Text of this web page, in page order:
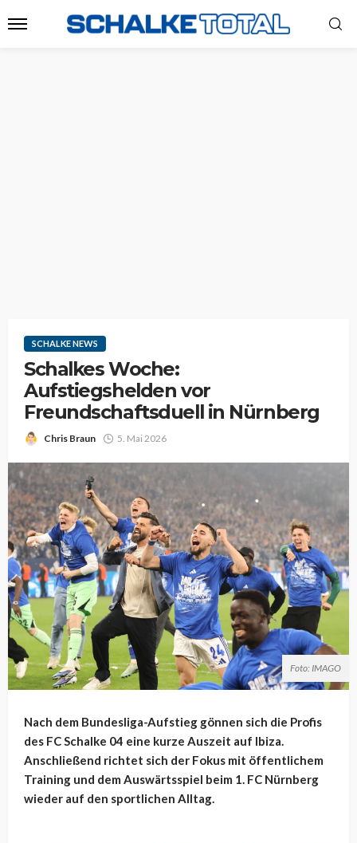
SCHALKE NEWS
Schalkes Woche:
Aufstiegshelden vor
Freundschaftsduell in Nürnberg
Chris Braun 5. Mai 2026
Foto: IMAGO
Nach dem Bundesliga-Aufstieg gönnen sich die Profis
des FC Schalke 04 eine kurze Auszeit auf Ibiza.
Anschließend richtet sich der Fokus mit öffentlichem
Training und dem Auswärtsspiel beim 1. FC Nürnberg
wieder auf den sportlichen Alltag.